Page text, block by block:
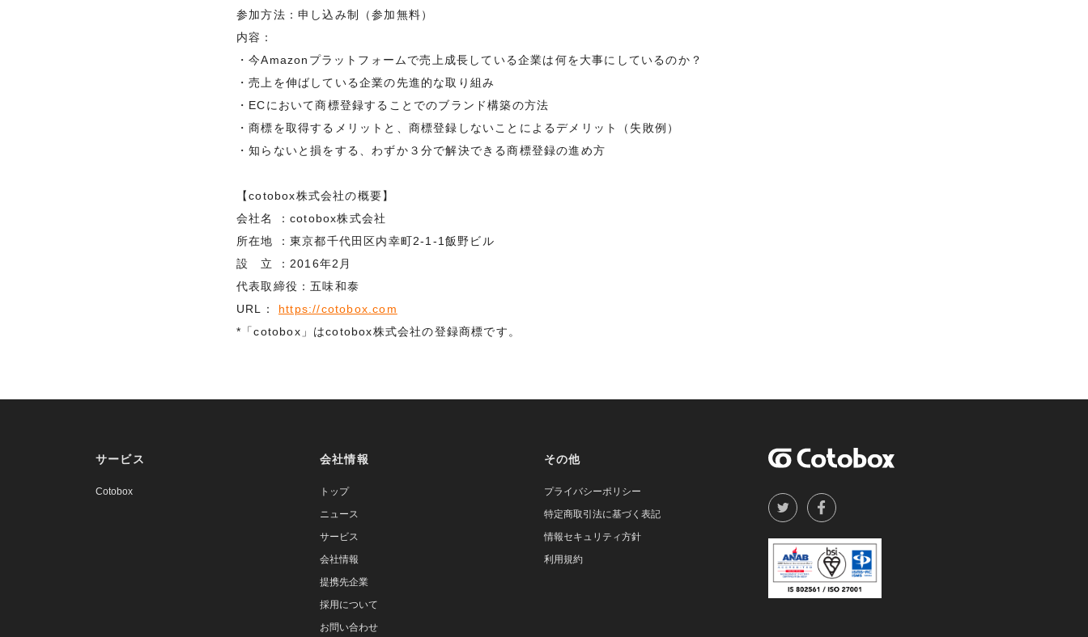
参加方法：申し込み制（参加無料）
内容：
・今Amazonプラットフォームで売上成長している企業は何を大事にしているのか？
・売上を伸ばしている企業の先進的な取り組み
・ECにおいて商標登録することでのブランド構築の方法
・商標を取得するメリットと、商標登録しないことによるデメリット（失敗例）
・知らないと損をする、わずか３分で解決できる商標登録の進め方
【cotobox株式会社の概要】
会社名 ：cotobox株式会社
所在地 ：東京都千代田区内幸町2-1-1飯野ビル
設 立 ：2016年2月
代表取締役：五味和泰
URL： https://cotobox.com
*「cotobox」はcotobox株式会社の登録商標です。
サービス
Cotobox
会社情報
トップ
ニュース
サービス
会社情報
提携先企業
採用について
お問い合わせ
その他
プライバシーポリシー
特定商取引法に基づく表記
情報セキュリティ方針
利用規約